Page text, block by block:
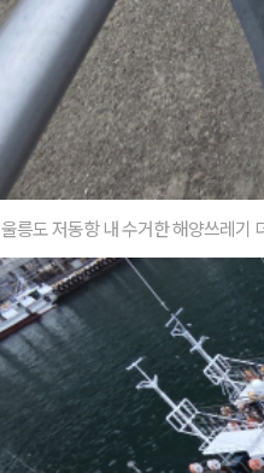
울릉도 저동항 내 수거한 해양쓰레기